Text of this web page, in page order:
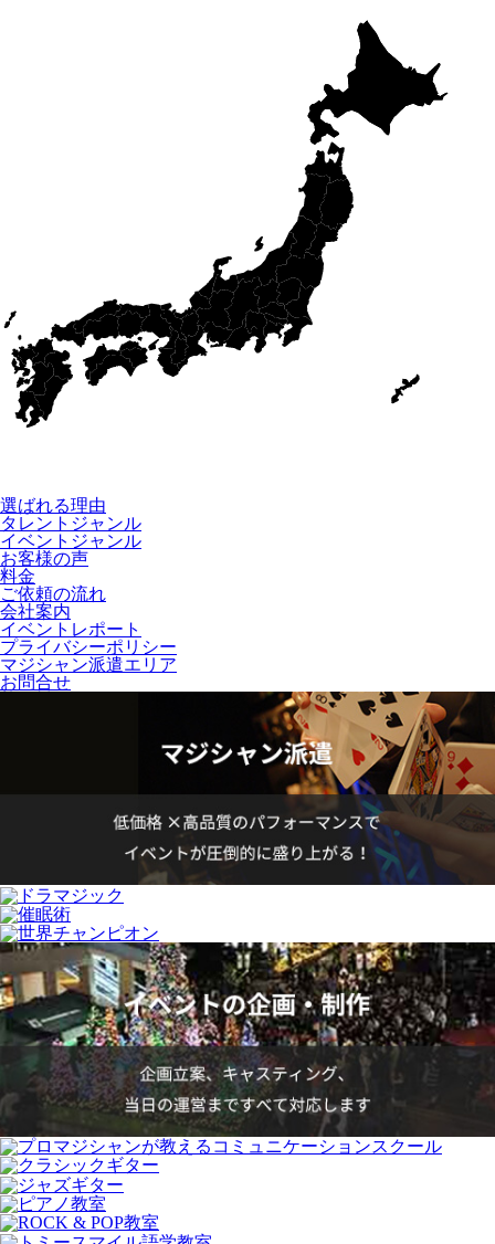
選ばれる理由
タレントジャンル
イベントジャンル
お客様の声
料金
ご依頼の流れ
会社案内
イベントレポート
プライバシーポリシー
マジシャン派遣エリア
お問合せ